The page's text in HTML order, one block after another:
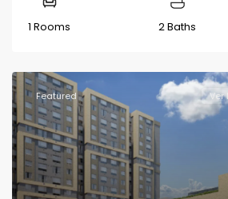
1 Rooms 2 Baths
Featured Ver